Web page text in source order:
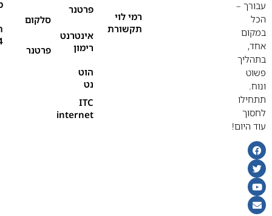
עבורך –
הכל
במקום
אחד,
בתהליך
פשוט
ונוח.
תתחילו
לחסוך
עוד היום!
רמי לוי
תקשורת
פרטנר
אינטרנט
רימון
הוט
נט
ITC
internet
סלקום
פרטנר